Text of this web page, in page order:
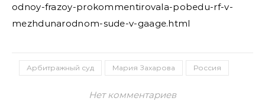
odnoy-frazoy-prokommentirovala-pobedu-rf-v-
mezhdunarodnom-sude-v-gaage.html
Арбитражный суд Мария Захарова Россия
Нет комментариев